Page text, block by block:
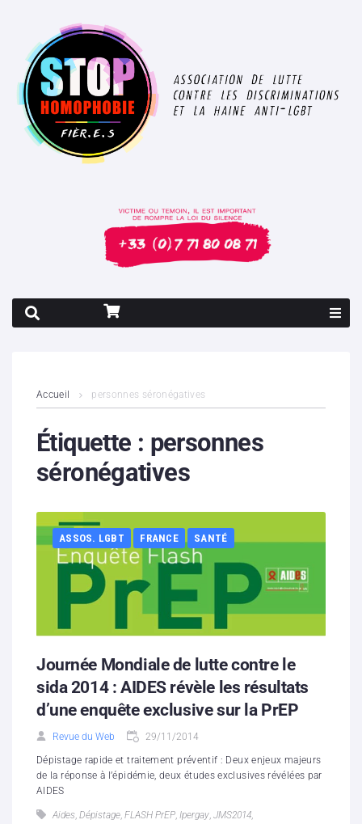
Contenus litigieux
Nous soutenir
Partenaires
Hébergement solidaire
Accueil personnes séronégatives
Étiquette : personnes
séronégatives
ASSOS. LGBT FRANCE SANTÉ
Journée Mondiale de lutte contre le
sida 2014 : AIDES révèle les résultats
d’une enquête exclusive sur la PrEP
Revue du Web 29/11/2014
Dépistage rapide et traitement préventif : Deux enjeux majeurs
de la réponse à l’épidémie, deux études exclusives révélées par
AIDES
Aides, Dépistage, FLASH PrEP, Ipergay, JMS2014,